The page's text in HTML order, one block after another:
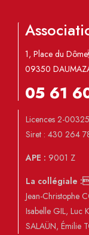
1, Place du
09350
05 61
Licences 2-
Siret : 430 264
APE : 9001 Z
La collégiale
Jean-Christophe
Isabelle GIL, Luc
SALAÜN, Émilie